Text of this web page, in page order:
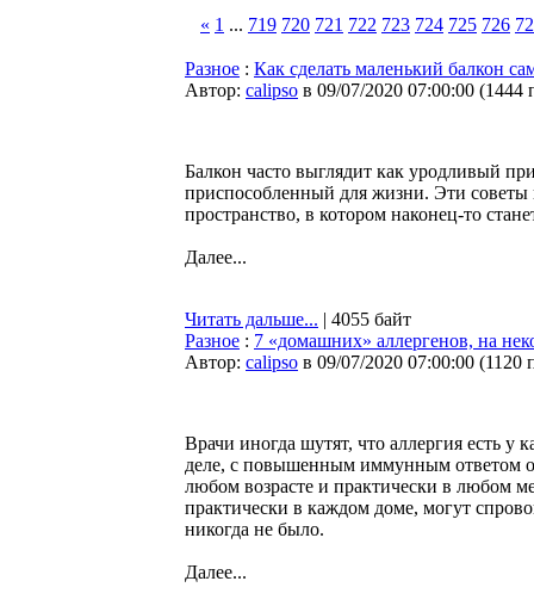
« 1 ... 719 720 721 722 723 724 725 726
Разное : Как сделать маленький балкон
Автор: calipso в 09/07/2020 07:00:00 (1444
Балкон часто выглядит как уродливый
приспособленный для жизни. Эти советы
пространство, в котором наконец-то
Далее...
Читать дальше... | 4055 байт
Разное : 7 «домашних» аллергенов, на
Автор: calipso в 09/07/2020 07:00:00 (1120
Врачи иногда шутят, что аллергия есть у
деле, с повышенным иммунным ответом
любом возрасте и практически в любом
практически в каждом доме, могут
никогда не было.
Далее...